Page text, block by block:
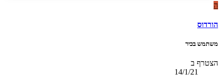
ה
הורדוס
משתמש בכיר
הצטרף ב
14/1/21